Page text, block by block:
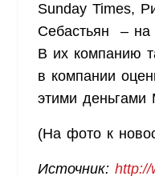
Sunday Times,
Себастьян –
В их компанию
в компании
этими деньгами
(На фото к
Источник: http://